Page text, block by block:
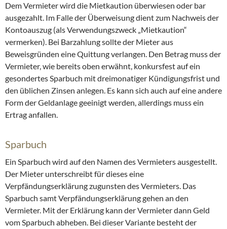
Dem Vermieter wird die Mietkaution überwiesen oder bar
ausgezahlt. Im Falle der Überweisung dient zum Nachweis der
Kontoauszug (als Verwendungszweck „Mietkaution“
vermerken). Bei Barzahlung sollte der Mieter aus
Beweisgründen eine Quittung verlangen. Den Betrag muss der
Vermieter, wie bereits oben erwähnt, konkursfest auf ein
gesondertes Sparbuch mit dreimonatiger Kündigungsfrist und
den üblichen Zinsen anlegen. Es kann sich auch auf eine andere
Form der Geldanlage geeinigt werden, allerdings muss ein
Ertrag anfallen.
Sparbuch
Ein Sparbuch wird auf den Namen des Vermieters ausgestellt.
Der Mieter unterschreibt für dieses eine
Verpfändungserklärung zugunsten des Vermieters. Das
Sparbuch samt Verpfändungserklärung gehen an den
Vermieter. Mit der Erklärung kann der Vermieter dann Geld
vom Sparbuch abheben. Bei dieser Variante besteht der